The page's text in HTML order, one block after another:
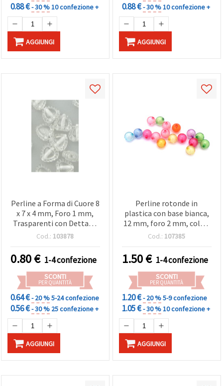
0.88 €- 30 %10 confezione +
AGGIUNGI
0.88 €- 30 %10 confezione +
AGGIUNGI
Perline a Forma di Cuore 8
x 7 x 4 mm, Foro 1 mm,
Trasparenti con Dettagli
Bianchi, 20 g (~175 pz)
Cod.: 103878
0.80€ 1-4 confezione
SCONTI
PER QUANTITÀ
0.64 €- 20 %5-24 confezione
0.56 €- 30 % 25 confezione +
AGGIUNGI
Perline rotonde in
plastica con base bianca,
12 mm, foro 2 mm, colori
assortiti - 50 g (ca. 57 pz)
Cod.: 107385
1.50€ 1-4 confezione
SCONTI
PER QUANTITÀ
1.20 €- 20 %5-9 confezione
1.05 €- 30 %10 confezione +
AGGIUNGI